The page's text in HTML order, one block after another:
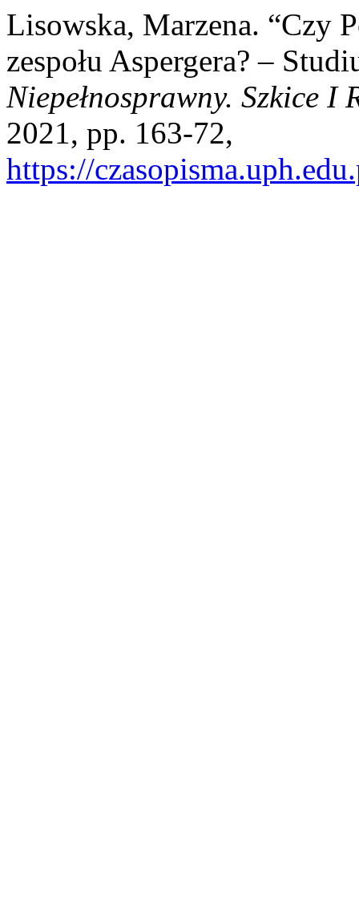
Lisowska, Marzena. “Czy
zespołu Aspergera? –
Niepełnosprawny. Szkice I
2021, pp. 163-72,
https://